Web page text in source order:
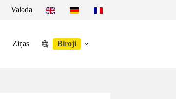
Valoda
Ziņas Biroji